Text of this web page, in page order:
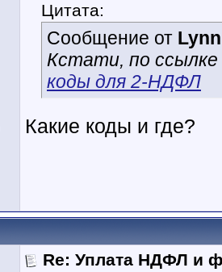
Цитата:
Сообщение от Lynn
Кстати, по
коды для 2-НДФЛ
Какие коды и где?
Re: Уплата НДФЛ и